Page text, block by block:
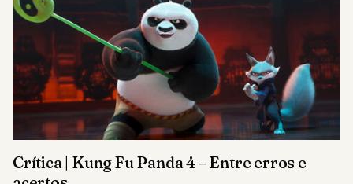
Crítica | Kung Fu Panda 4 – Entre erros e